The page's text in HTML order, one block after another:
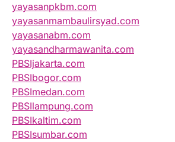
yayasanpkbm.com
yayasanmambaulirsyad.com
yayasanabm.com
yayasandharmawanita.com
PBSIjakarta.com
PBSIbogor.com
PBSImedan.com
PBSIlampung.com
PBSIkaltim.com
PBSIsumbar.com